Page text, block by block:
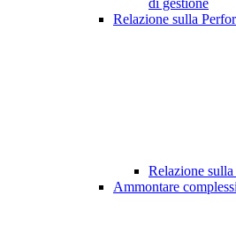
di gestione
Relazione sulla
Relazione
Ammontare